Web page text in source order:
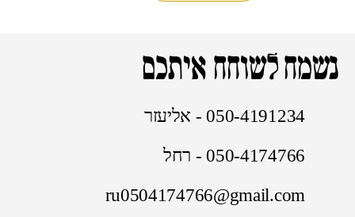
נשמח לשוחח איתכם
050-4191234 - אליעזר
050-4174766 - רחל
ru0504174766@gmail.com